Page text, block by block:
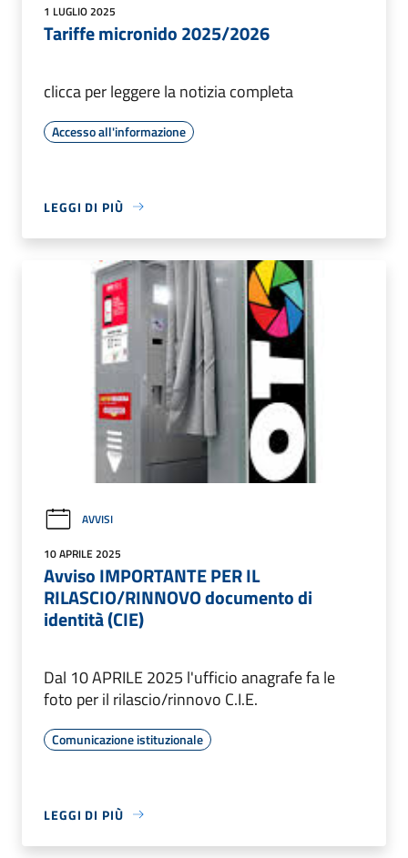
1 LUGLIO 2025
Tariffe micronido 2025/2026
clicca per leggere la notizia completa
Accesso all'informazione
LEGGI DI PIÙ
AVVISI
10 APRILE 2025
Avviso IMPORTANTE PER IL
RILASCIO/RINNOVO documento di
identità (CIE)
Dal 10 APRILE 2025 l'ufficio anagrafe fa le
foto per il rilascio/rinnovo C.I.E.
Comunicazione istituzionale
LEGGI DI PIÙ